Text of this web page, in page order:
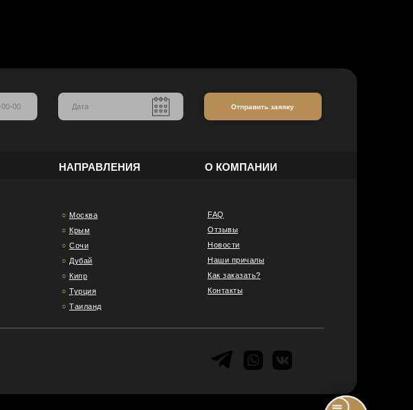
FAQ
Отзывы
Новости
Наши причалы
Как заказать?
Контакты
○ Москва
○ Крым
○ Сочи
○ Дубай
○ Кипр
○ Турция
○ Таиланд
НАПРАВЛЕНИЯ О КОМПАНИИ
Отправить заявку